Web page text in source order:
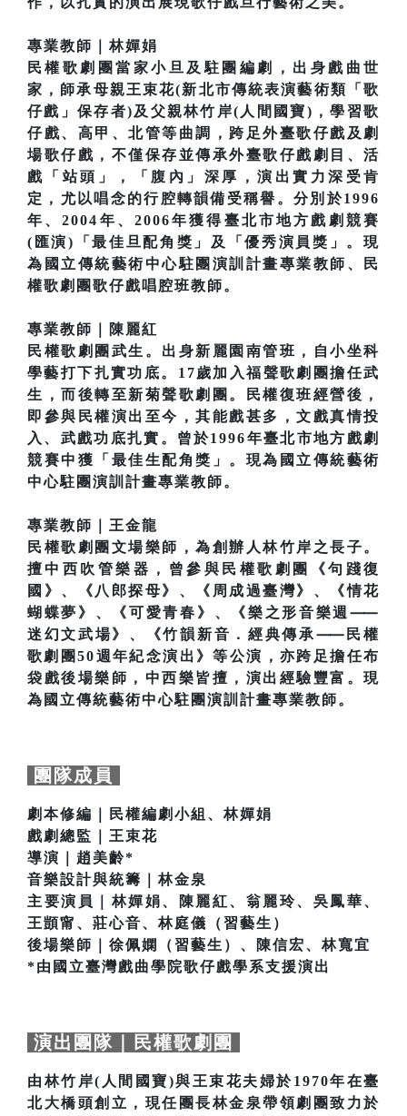
專業教師｜林嬋娟
民權歌劇團當家小旦及駐團編劇，出身戲曲世
家，師承母親王束花(新北市傳統表演藝術類「歌
仔戲」保存者)及父親林竹岸(人間國寶)，學習歌
仔戲、高甲、北管等曲調，跨足外臺歌仔戲及劇
場歌仔戲，不僅保存並傳承外臺歌仔戲劇目、活
戲「站頭」，「腹內」深厚，演出實力深受肯
定，尤以唱念的行腔轉韻備受稱譽。分別於1996
年、2004年、2006年獲得臺北市地方戲劇競賽
(匯演)「最佳旦配角獎」及「優秀演員獎」。現
為國立傳統藝術中心駐團演訓計畫專業教師、民
權歌劇團歌仔戲唱腔班教師。
專業教師｜陳麗紅
民權歌劇團武生。出身新麗園南管班，自小坐科
學藝打下扎實功底。17歲加入福聲歌劇團擔任武
生，而後轉至新菊聲歌劇團。民權復班經營後，
即參與民權演出至今，其能戲甚多，文戲真情投
入、武戲功底扎實。曾於1996年臺北市地方戲劇
競賽中獲「最佳生配角獎」。現為國立傳統藝術
中心駐團演訓計畫專業教師。
專業教師｜王金龍
民權歌劇團文場樂師，為創辦人林竹岸之長子。
擅中西吹管樂器，曾參與民權歌劇團《句踐復
國》、《八郎探母》、《周成過臺灣》、《情花
蝴蝶夢》、《可愛青春》、《樂之形音樂週⸺
迷幻文武場》、《竹韻新音．經典傳承⸺民權
歌劇團50週年紀念演出》等公演，亦跨足擔任布
袋戲後場樂師，中西樂皆擅，演出經驗豐富。現
為國立傳統藝術中心駐團演訓計畫專業教師。
團隊成員
劇本修編｜民權編劇小組、林嬋娟
戲劇總監｜王束花
導演｜趙美齡*
音樂設計與統籌｜林金泉
主要演員｜林嬋娟、陳麗紅、翁麗玲、吳鳳華、
王顗甯、莊心音、林庭儀（習藝生）
後場樂師｜徐佩嫻（習藝生）、陳信宏、林寬宜
*由國立臺灣戲曲學院歌仔戲學系支援演出
演出團隊｜民權歌劇團
由林竹岸(人間國寶)與王束花夫婦於1970年在臺
北大橋頭創立，現任團長林金泉帶領劇團致力於